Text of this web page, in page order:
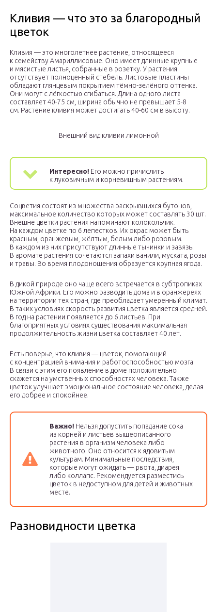
Кливия — что это за благородный
цветок
Кливия — это многолетнее растение, относящееся
к семейству Амариллисовые. Оно имеет длинные крупные
и мясистые листья, собранные в розетку. У растения
отсутствует полноценный стебель. Листовые пластины
обладают глянцевым покрытием тёмно-зелёного оттенка.
Они могут с лёгкостью сгибаться. Длина одного листа
составляет 40-75 см, ширина обычно не превышает 5-8
см. Растение кливия может достигать 40-60 см в высоту.
Внешний вид кливии лимонной
Интересно! Его можно причислить
к луковичным и корневищным растениям.
Соцветия состоят из множества раскрывшихся бутонов,
максимальное количество которых может составлять 30 шт.
Внешне цветки растения напоминают колокольчик.
На каждом цветке по 6 лепестков. Их окрас может быть
красным, оранжевым, жёлтым, белым либо розовым.
В каждом из них присутствуют длинные тычинки и завязь.
В аромате растения сочетаются запахи ванили, муската, розы
и травы. Во время плодоношения образуется крупная ягода.
В дикой природе оно чаще всего встречается в субтропиках
Южной Африки. Его можно разводить дома и в оранжереях
на территории тех стран, где преобладает умеренный климат.
В таких условиях скорость развития цветка является средней.
В год на растении появляется до 6 листьев. При
благоприятных условиях существования максимальная
продолжительность жизни цветка составляет 40 лет.
Есть поверье, что кливия — цветок, помогающий
с концентрацией внимания и работоспособностью мозга.
В связи с этим его появление в доме положительно
скажется на умственных способностях человека. Также
цветок улучшает эмоциональное состояние человека, делая
его добрее и спокойнее.
Важно! Нельзя допустить попадание сока
из корней и листьев вышеописанного
растения в организм человека либо
животного. Оно относится к ядовитым
культурам. Минимальные последствия,
которые могут ожидать — рвота, диарея
либо коллапс. Рекомендуется разместись
цветок в недоступном для детей и животных
месте.
Разновидности цветка